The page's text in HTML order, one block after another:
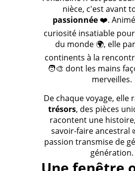
nièce, c'est avant
passionnée❤️.
curiosité insatiable
du monde 🌍, elle
continents à la
🧑‍🎨 dont les mains
merveilles.
De chaque voyage, elle
trésors, des pièces
racontent une
savoir-faire ancestral
passion transmise de
génération.